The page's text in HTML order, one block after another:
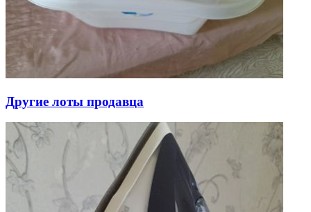
Другие лоты продавца